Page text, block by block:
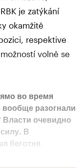
je zatýkání
okamžitě
respektive
volně se
во время
разогнали
очевидно
В
беготня